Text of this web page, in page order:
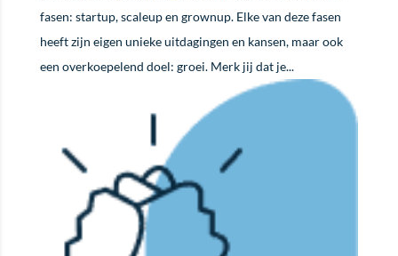
fasen: startup, scaleup en grownup. Elke van deze fasen
heeft zijn eigen unieke uitdagingen en kansen, maar ook
een overkoepelend doel: groei. Merk jij dat je...